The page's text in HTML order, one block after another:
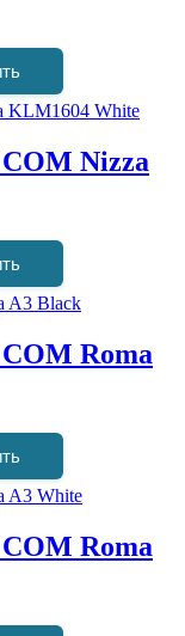
Nizza
Roma
Roma